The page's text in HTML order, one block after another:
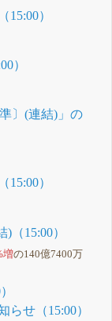
）
）
〕(連結)」の
）
（15:00）
増の140億7400万
せ（15:00）